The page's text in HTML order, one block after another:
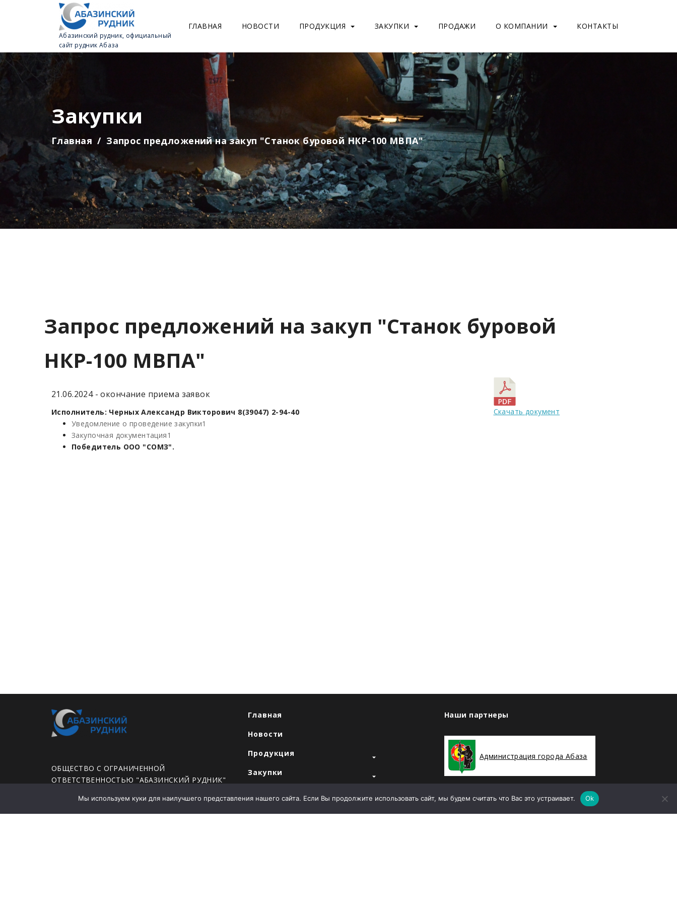
Абазинский рудник, официальный
сайт рудник Абаза
ГЛАВНАЯ НОВОСТИ ПРОДУКЦИЯ ЗАКУПКИ ПРОДАЖИ О КОМПАНИИ КОНТАКТЫ
Закупки
Главная Запрос предложений на закуп "Станок буровой НКР-100 МВПА"
Запрос предложений на закуп "Станок буровой
НКР-100 МВПА"
21.06.2024 - окончание приема заявок
Исполнитель: Черных Александр Викторович 8(39047) 2-94-40
Уведомление о проведение закупки1
Закупочная документация1
Победитель ООО "СОМЗ".
Скачать документ
ОБЩЕСТВО С ОГРАНИЧЕННОЙ
ОТВЕТСТВЕННОСТЬЮ "АБАЗИНСКИЙ РУДНИК"
ЮРИДИЧЕСКИЙ АДРЕС: 655750, ХАКАСИЯ
РЕСПУБЛИКА, ГОРОД АБАЗА, УЛИЦА ЛЕНИНА,
Главная
Новости
Продукция
Закупки
Наши партнеры
Администрация города Абаза
ООО «Абаза-Энерго»
Мы используем куки для наилучшего представления нашего сайта. Если Вы продолжите использовать сайт, мы будем считать что Вас это устраивает. Ok